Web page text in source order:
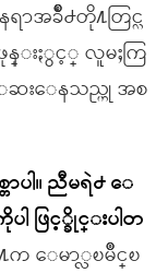
အခ်ိဳ႕တို႔တြင္လ
န္းႏွင့္ လူမႈကြ
ဆးေနသည္ဟု အစ
ပါ။ ညီမရဲ႕ ေ
ပါ ဖြင့္ခိုင္းပါတ
ေမာ္လၿမိဳင္ၿ